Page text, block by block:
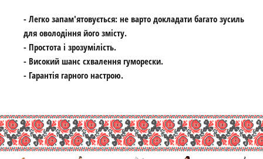
- Легко запам'ятовується: не варто докладати багато зусиль
для оволодіння його змісту.
- Простота і зрозумілість.
- Високий шанс схвалення гуморески.
- Гарантія гарного настрою.